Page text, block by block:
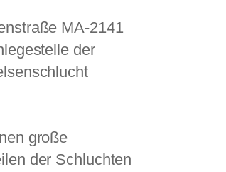
MA-2141
der
große
der Schluchten